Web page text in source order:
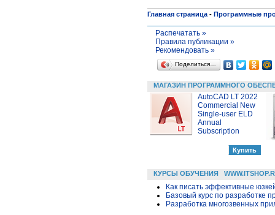
Главная страница - Программные
Распечатать »
Правила публикации »
Рекомендовать »
Поделиться…
МАГАЗИН ПРОГРАММНОГО
AutoCAD LT 2022
Commercial New
Single-user ELD
Annual
Subscription
КУРСЫ ОБУЧЕНИЯ
Как писать эффективные
Базовый курс по разработке
Разработка многозвенных